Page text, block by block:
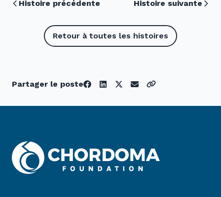
Histoire précédente Histoire suivante
Retour à toutes les histoires
Partager le poste